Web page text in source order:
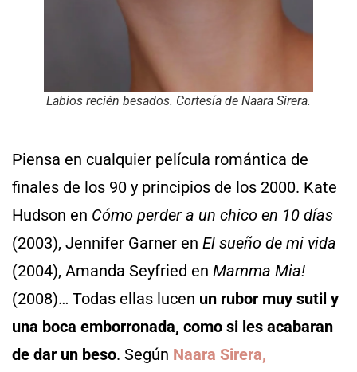
Labios recién besados. Cortesía de Naara Sirera.
Piensa en cualquier película romántica de
finales de los 90 y principios de los 2000. Kate
Hudson en Cómo perder a un chico en 10 días
(2003), Jennifer Garner en El sueño de mi vida
(2004), Amanda Seyfried en Mamma Mia!
(2008)… Todas ellas lucen un rubor muy sutil y
una boca emborronada, como si les acabaran
de dar un beso. Según Naara Sirera,